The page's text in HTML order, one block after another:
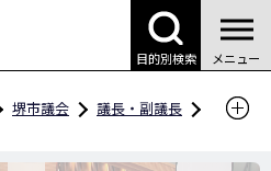
目的別検索 メニュー
堺市議会
議長・副議長